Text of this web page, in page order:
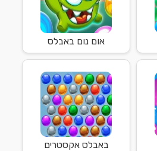
אום נום באבלס
באבלס אקסטרים